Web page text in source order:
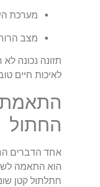
מערכת
מצב
תזונה נכונה
לאיכות חיים
התאמת
החתול
אחד הדברים
הוא התאמה
חתלתול קטן